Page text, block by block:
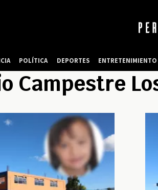
Campestre
POLÍTICA DEPORTES ENTRETENIMIENTO